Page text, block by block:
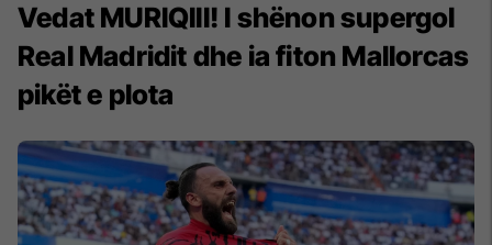
Vedat MURIQIII! I shënon supergol
Real Madridit dhe ia fiton Mallorcas
pikët e plota